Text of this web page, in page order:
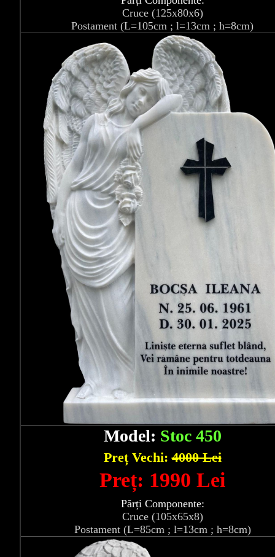
Cruce (125x80x6)
Postament (L=105cm ; l=13cm ; h=8cm)
Model: Stoc 450
Preț Vechi:4000 Lei
Preț: 1990 Lei
Părți Componente:
Cruce (105x65x8)
Postament (L=85cm ; l=13cm ; h=8cm)